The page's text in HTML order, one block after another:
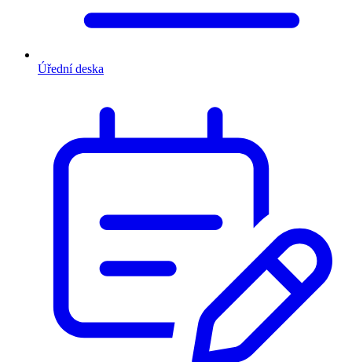
Úřední deska